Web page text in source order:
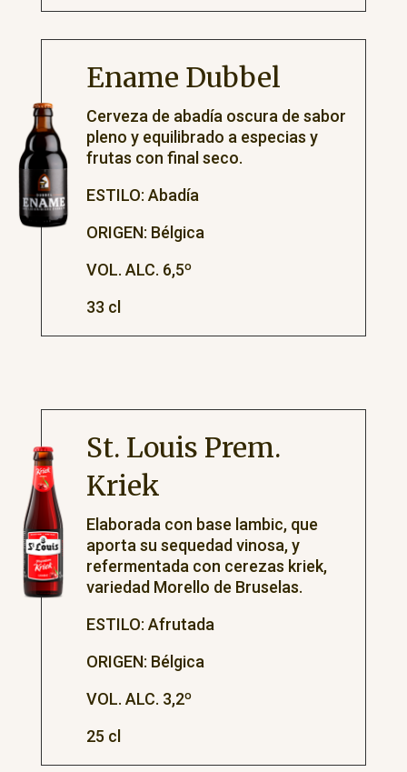
Ename Dubbel
Cerveza de abadía oscura de sabor
pleno y equilibrado a especias y
frutas con final seco.
ESTILO: Abadía
ORIGEN: Bélgica
VOL. ALC. 6,5º
33 cl
St. Louis Prem.
Kriek
Elaborada con base lambic, que
aporta su sequedad vinosa, y
refermentada con cerezas kriek,
variedad Morello de Bruselas.
ESTILO: Afrutada
ORIGEN: Bélgica
VOL. ALC. 3,2º
25 cl